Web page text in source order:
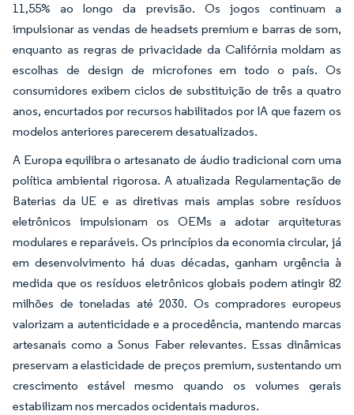
11,55% ao longo da previsão. Os jogos continuam a
impulsionar as vendas de headsets premium e barras de som,
enquanto as regras de privacidade da Califórnia moldam as
escolhas de design de microfones em todo o país. Os
consumidores exibem ciclos de substituição de três a quatro
anos, encurtados por recursos habilitados por IA que fazem os
modelos anteriores parecerem desatualizados.
A Europa equilibra o artesanato de áudio tradicional com uma
política ambiental rigorosa. A atualizada Regulamentação de
Baterias da UE e as diretivas mais amplas sobre resíduos
eletrônicos impulsionam os OEMs a adotar arquiteturas
modulares e reparáveis. Os princípios da economia circular, já
em desenvolvimento há duas décadas, ganham urgência à
medida que os resíduos eletrônicos globais podem atingir 82
milhões de toneladas até 2030. Os compradores europeus
valorizam a autenticidade e a procedência, mantendo marcas
artesanais como a Sonus Faber relevantes. Essas dinâmicas
preservam a elasticidade de preços premium, sustentando um
crescimento estável mesmo quando os volumes gerais
estabilizam nos mercados ocidentais maduros.